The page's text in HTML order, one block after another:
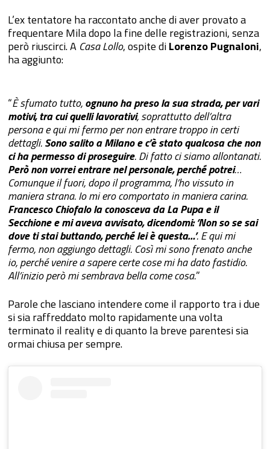
L’ex tentatore ha raccontato anche di aver provato a
frequentare Mila dopo la fine delle registrazioni, senza
però riuscirci. A Casa Lollo, ospite diLorenzo Pugnaloni,
ha aggiunto:
“È sfumato tutto,ognuno ha preso la sua strada, per vari
motivi, tra cui quelli lavorativi, soprattutto dell’altra
persona e qui mi fermo per non entrare troppo in certi
dettagli.Sono salito a Milano e c’è stato qualcosa che non
ci ha permesso di proseguire. Di fatto ci siamo allontanati.
Però non vorrei entrare nel personale, perché potrei…
Comunque il fuori, dopo il programma, l’ho vissuto in
maniera strana. Io mi ero comportato in maniera carina.
Francesco Chiofalo la conosceva da La Pupa e il
Secchione e mi aveva avvisato, dicendomi: ‘Non so se sai
dove ti stai buttando, perché lei è questa…’. E qui mi
fermo, non aggiungo dettagli. Così mi sono frenato anche
io, perché venire a sapere certe cose mi ha dato fastidio.
All’inizio però mi sembrava bella come cosa.”
Parole che lasciano intendere come il rapporto tra i due
si sia raffreddato molto rapidamente una volta
terminato il reality e di quanto la breve parentesi sia
ormai chiusa per sempre.